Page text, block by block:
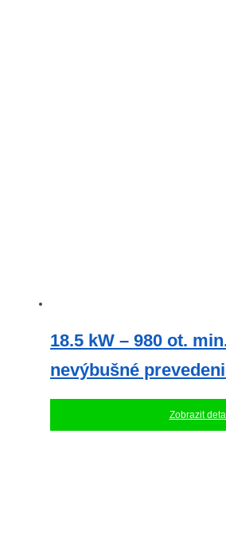
18.5 kW – 980 ot.
nevýbušné
Zobrazit